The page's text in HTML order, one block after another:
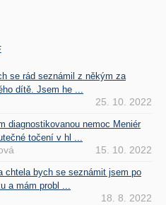
se rád seznámil z někým za
dítě. Jsem he ...
25. 10. 2022
diagnostikovanou nemoc Meniér
točení v hl ...
15. 10. 2022
chtela bych se seznámit jsem po
a mám probl ...
18. 8. 2022